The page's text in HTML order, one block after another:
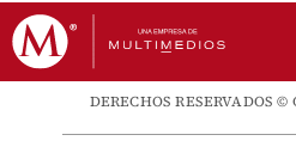
DERECHOS RESERVADOS